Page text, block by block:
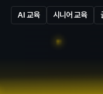
AI 교육 시니어 교육